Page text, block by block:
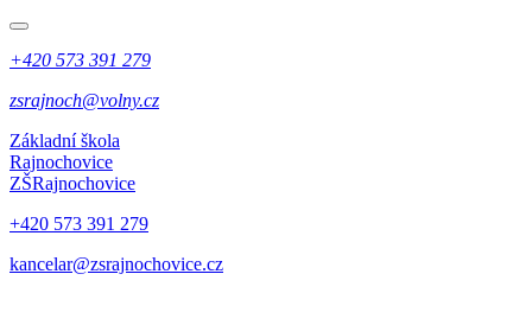
+420 573 391 279
zsrajnoch@volny.cz
Základní škola
Rajnochovice
ZŠRajnochovice
+420 573 391 279
kancelar@zsrajnochovice.cz